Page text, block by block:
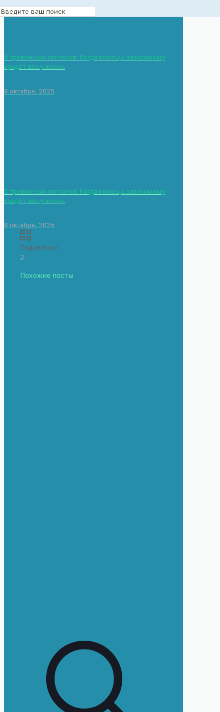
5 тревожных сигналов: Когда помощь зависимому
крадёт вашу жизнь
9 октября, 2025
5 тревожных сигналов: Когда помощь зависимому
крадёт вашу жизнь
9 октября, 2025
Поделиться
2
Похожие посты